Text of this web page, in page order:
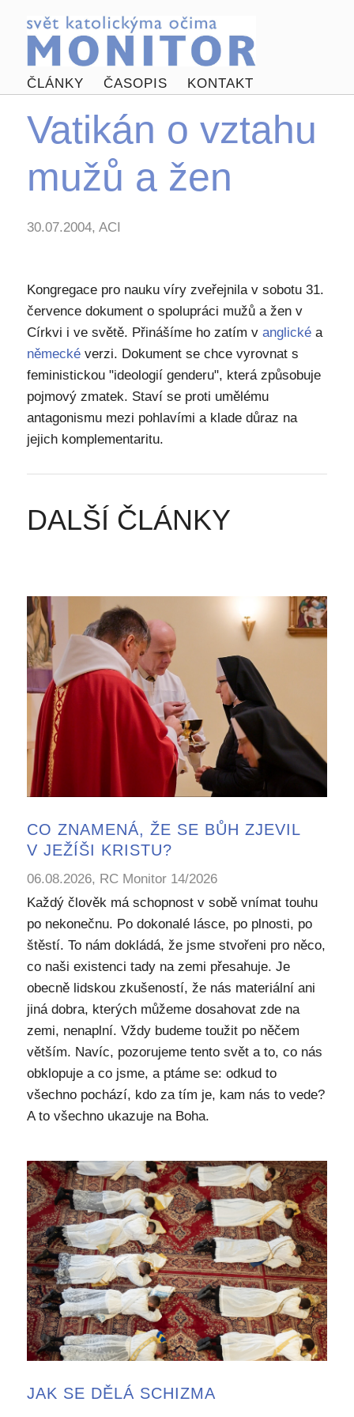
ČLÁNKY ČASOPIS KONTAKT
Vatikán o vztahu
mužů a žen
30.07.2004, ACI
Kongregace pro nauku víry zveřejnila v sobotu 31.
července dokument o spolupráci mužů a žen v
Církvi i ve světě. Přinášíme ho zatím v anglickéa
německéverzi. Dokument se chce vyrovnat s
feministickou "ideologií genderu", která způsobuje
pojmový zmatek. Staví se proti umělému
antagonismu mezi pohlavími a klade důraz na
jejich komplementaritu.
DALŠÍ ČLÁNKY
CO ZNAMENÁ, ŽE SE BŮH ZJEVIL
V JEŽÍŠI KRISTU?
06.08.2026, RC Monitor 14/2026
Každý člověk má schopnost v sobě vnímat touhu
po nekonečnu. Po dokonalé lásce, po plnosti, po
štěstí. To nám dokládá, že jsme stvořeni pro něco,
co naši existenci tady na zemi přesahuje. Je
obecně lidskou zkušeností, že nás materiální ani
jiná dobra, kterých můžeme dosahovat zde na
zemi, nenaplní. Vždy budeme toužit po něčem
větším. Navíc, pozorujeme tento svět a to, co nás
obklopuje a co jsme, a ptáme se: odkud to
všechno pochází, kdo za tím je, kam nás to vede?
A to všechno ukazuje na Boha.
JAK SE DĚLÁ SCHIZMA